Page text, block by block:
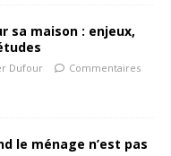
sa maison : enjeux,
Dufour
Commentaires
le ménage n’est pas